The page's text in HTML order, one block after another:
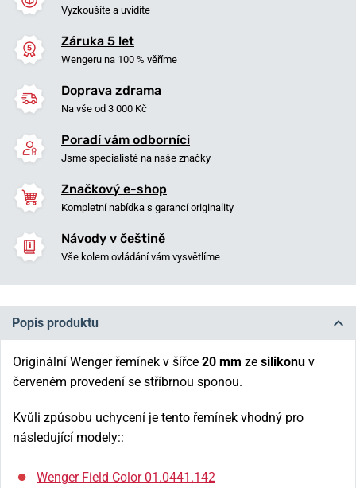
Vyzkoušíte a uvidíte
Záruka 5 let
Wengeru na 100 % věříme
Doprava zdrama
Na vše od 3 000 Kč
Poradí vám odborníci
Jsme specialisté na naše značky
Značkový e-shop
Kompletní nabídka s garancí originality
Návody v češtině
Vše kolem ovládání vám vysvětlíme
Popis produktu
Originální Wenger řemínek v šířce 20 mm ze silikonu v
červeném provedení se stříbrnou sponou.
Kvůli způsobu uchycení je tento řemínek vhodný pro
následující modely::
Wenger Field Color 01.0441.142